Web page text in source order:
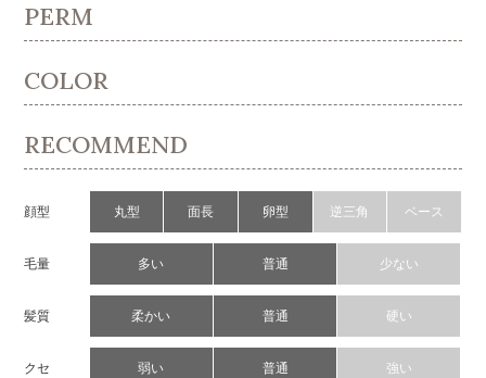
PERM
COLOR
RECOMMEND
顔型 丸型 面長 卵型 逆三角 ベース
毛量 多い 普通 少ない
髪質 柔かい 普通 硬い
クセ 弱い 普通 強い